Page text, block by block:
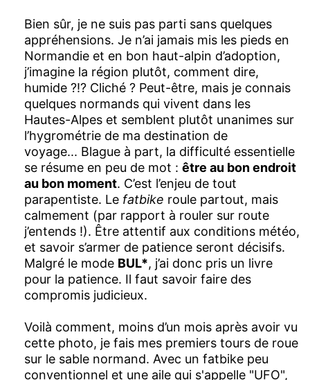
Bien sûr, je ne suis pas parti sans quelques
appréhensions. Je n’ai jamais mis les pieds en
Normandie et en bon haut-alpin d’adoption,
j’imagine la région plutôt, comment dire,
humide ?!? Cliché ? Peut-être, mais je connais
quelques normands qui vivent dans les
Hautes-Alpes et semblent plutôt unanimes sur
l’hygrométrie de ma destination de
voyage... Blague à part, la difficulté essentielle
se résume en peu de mot : être au bon endroit
au bon moment. C’est l’enjeu de tout
parapentiste. Le fatbike roule partout, mais
calmement (par rapport à rouler sur route
j’entends !). Être attentif aux conditions météo,
et savoir s’armer de patience seront décisifs.
Malgré le mode BUL*, j’ai donc pris un livre
pour la patience. Il faut savoir faire des
compromis judicieux.
Voilà comment, moins d’un mois après avoir vu
cette photo, je fais mes premiers tours de roue
sur le sable normand. Avec un fatbike peu
conventionnel et une aile qui s'appelle "UFO",